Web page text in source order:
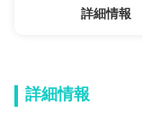
詳細情報
詳細情報